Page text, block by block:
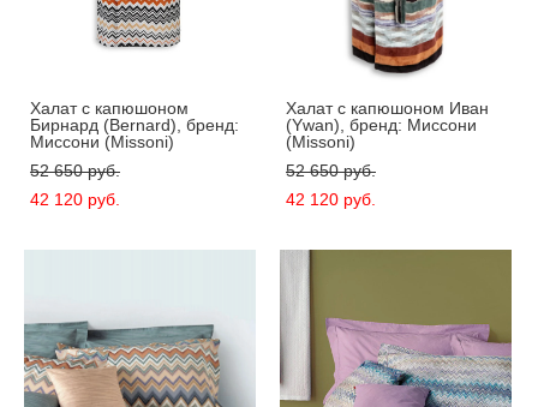
Xалат с капюшоном
Бирнард (Bernard), бренд:
Миссони (Missoni)
52 650 pуб.
42 120 pуб.
Xалат с капюшоном Иван
(Ywan), бренд: Миссони
(Missoni)
52 650 pуб.
42 120 pуб.